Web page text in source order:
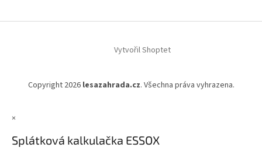
Vytvořil Shoptet
Copyright 2026 lesazahrada.cz. Všechna práva vyhrazena.
×
Splátková kalkulačka ESSOX